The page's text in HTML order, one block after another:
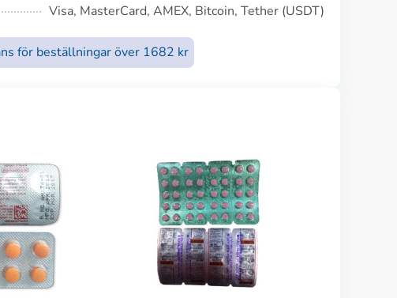
Visa, MasterCard, AMEX, Bitcoin, Tether (USDT)
för beställningar över 1682 kr